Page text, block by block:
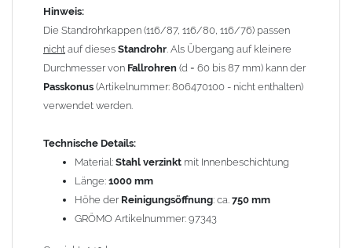
verzinkten Bauteilen in Richtung Kupfer verläuft.
Kombinationen ->Zink, Aluminium und verzinkte Bauteile
können miteinander verbaut werden, da sie in der
elektrochemischen Spannungsreihe nahe beieinander liegen.
Kupfer kann mit Edelstahl und Blei kombiniert werden, da keine
erhebliche Kontaktkorrosion auftritt.
Hinweis:
Die Standrohrkappen (116/87, 116/80, 116/76) passen
nicht auf dieses Standrohr. Als Übergang auf kleinere
Durchmesser von Fallrohren (d = 60 bis 87 mm) kann der
Passkonus (Artikelnummer: 806470100 - nicht enthalten)
verwendet werden.
Technische Details:
Material: Stahl verzinkt mit Innenbeschichtung
Länge: 1000 mm
Höhe der Reinigungsöffnung: ca. 750 mm
GRÖMO Artikelnummer: 97343